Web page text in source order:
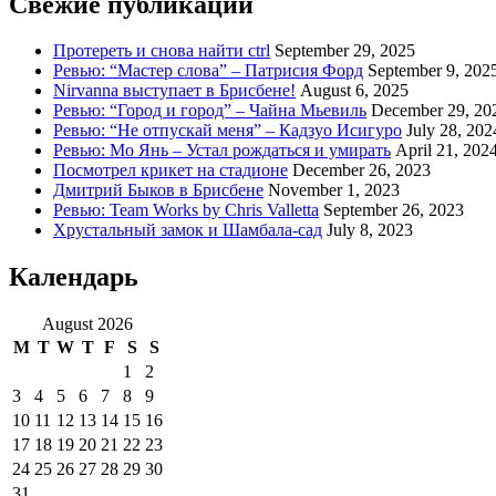
Протереть и снова найти ctrl September 29, 2025
Ревью: “Мастер слова” – Патрисия Форд September 9,
Nirvanna выступает в Брисбене! August 6, 2025
Ревью: “Город и город” – Чайна Мьевиль December 29,
Ревью: “Не отпускай меня” – Кадзуо Исигуро July 28,
Ревью: Мо Янь – Устал рождаться и умирать April 21,
Посмотрел крикет на стадионе December 26, 2023
Дмитрий Быков в Брисбене November 1, 2023
Ревью: Team Works by Chris Valletta September 26, 2023
Хрустальный замок и Шамбала-сад July 8, 2023
Календарь
August 2026
M T W T F S
S
1
2
3
4 5 6 7 8
9
10 11 12 13 14 15 16
17 18 19 20 21 22 23
24 25 26 27 28 29 30